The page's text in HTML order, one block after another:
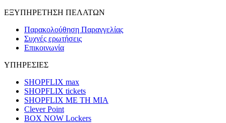
ΕΞΥΠΗΡΕΤΗΣΗ ΠΕΛΑΤΩΝ
Παρακολούθηση Παραγγελίας
Συχνές ερωτήσεις
Επικοινωνία
ΥΠΗΡΕΣΙΕΣ
SHOPFLIX max
SHOPFLIX tickets
SHOPFLIX ΜΕ ΤΗ ΜΙΑ
Clever Point
BOX NOW Lockers